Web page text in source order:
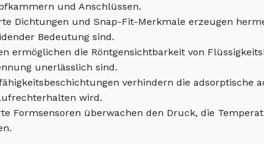
und Anschlüssen.
Dichtungen und Snap-Fit-Merkmale erzeugen
Bedeutung sind.
ermöglichen die Röntgensichtbarkeit von
unerlässlich sind.
verhindern die adsorptische
wird.
Formsensoren überwachen den Druck, die